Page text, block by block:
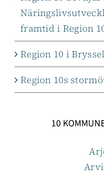
framtid i Region
Region 10 i Bryssel
Region 10s
10